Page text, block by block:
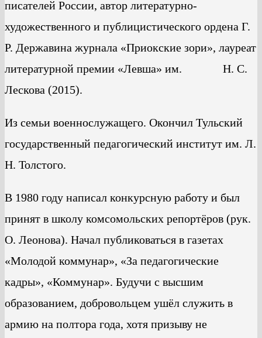
писателей России, автор литературно-
художественного и публицистического ордена Г.
Р. Державина журнала «Приокские зори», лауреат
литературной премии «Левша» им. Н. С.
Лескова (2015).
Из семьи военнослужащего. Окончил Тульский
государственный педагогический институт им. Л.
Н. Толстого.
В 1980 году написал конкурсную работу и был
принят в школу комсомольских репортёров (рук.
О. Леонова). Начал публиковаться в газетах
«Молодой коммунар», «За педагогические
кадры», «Коммунар». Будучи с высшим
образованием, добровольцем ушёл служить в
армию на полтора года, хотя призыву не